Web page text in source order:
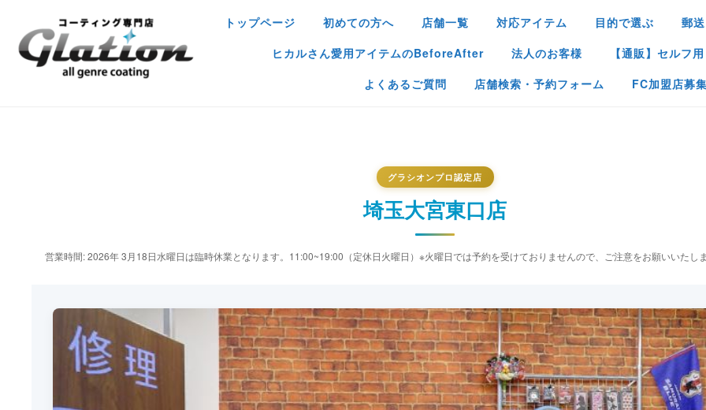
トップページ 初めての方へ 店舗一覧 対応アイテム 目的で選ぶ
郵
ヒカルさん愛用アイテムのBeforeAfter
法人のお客様
【通販】セルフ
よくあるご質問
店舗検索・予約フォーム FC加盟店募
グラシオンプロ認定店
埼玉大宮東口店
営業時間: 2026年 3月18日水曜日は臨時休業となります。11:00~19:00（定休日火曜日）※火曜日では予約を受けておりませんので、ご注意をお願いいたし